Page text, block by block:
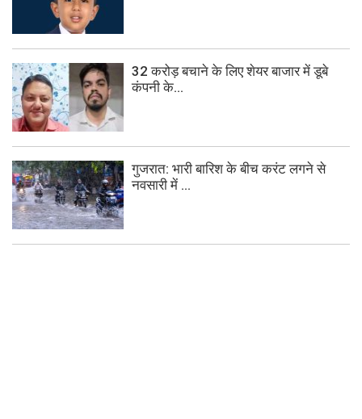
32 करोड़ बचाने के लिए शेयर बाजार में डूबे
कंपनी के...
गुजरात: भारी बारिश के बीच करंट लगने से
नवसारी में ...